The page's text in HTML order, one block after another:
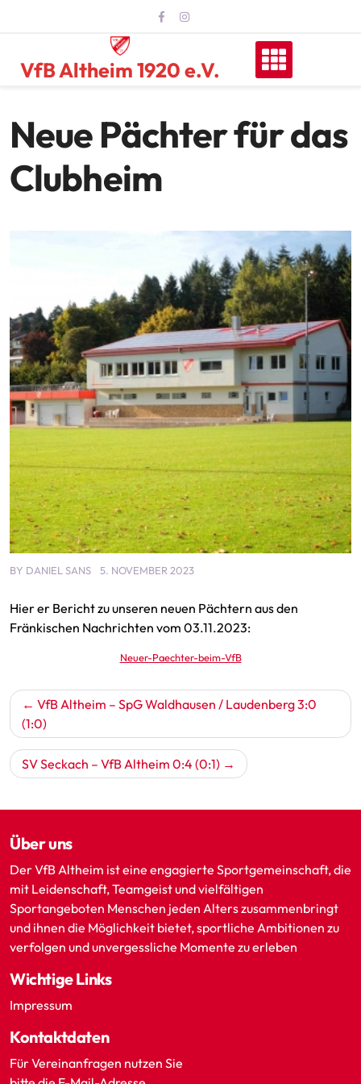
VfB Altheim 1920 e.V.
Neue Pächter für das
Clubheim
BY DANIEL SANS 5. NOVEMBER 2023
Hier er Bericht zu unseren neuen Pächtern aus den
Fränkischen Nachrichten vom 03.11.2023:
Neuer-Paechter-beim-VfB
Beitragsnavigation
VfB Altheim – SpG Waldhausen / Laudenberg 3:0
(1:0)
SV Seckach – VfB Altheim 0:4 (0:1)
Über uns
Der VfB Altheim ist eine engagierte Sportgemeinschaft, die
mit Leidenschaft, Teamgeist und vielfältigen
Sportangeboten Menschen jeden Alters zusammenbringt
und ihnen die Möglichkeit bietet, sportliche Ambitionen zu
verfolgen und unvergessliche Momente zu erleben
Wichtige Links
Impressum
Kontaktdaten
Für Vereinanfragen nutzen Sie